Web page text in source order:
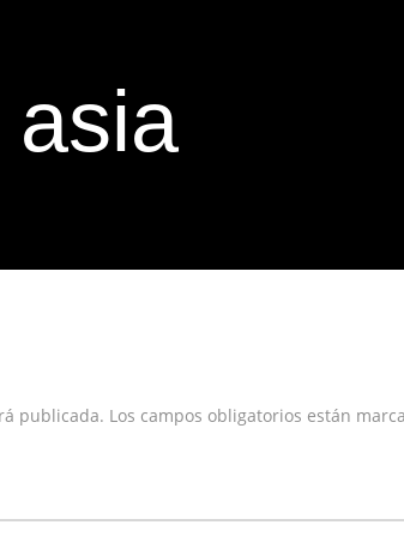
publicada. Los campos obligatorios están